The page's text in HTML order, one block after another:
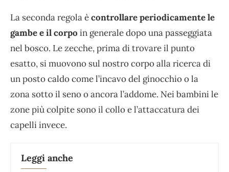
La seconda regola ècontrollare periodicamente le
gambe e il corpo in generale dopo una passeggiata
nel bosco. Le zecche, prima di trovare il punto
esatto, si muovono sul nostro corpo alla ricerca di
un posto caldo come l’incavo del ginocchio o la
zona sotto il seno o ancora l’addome. Nei bambini le
zone più colpite sono il collo e l’attaccatura dei
capelli invece.
Leggi anche